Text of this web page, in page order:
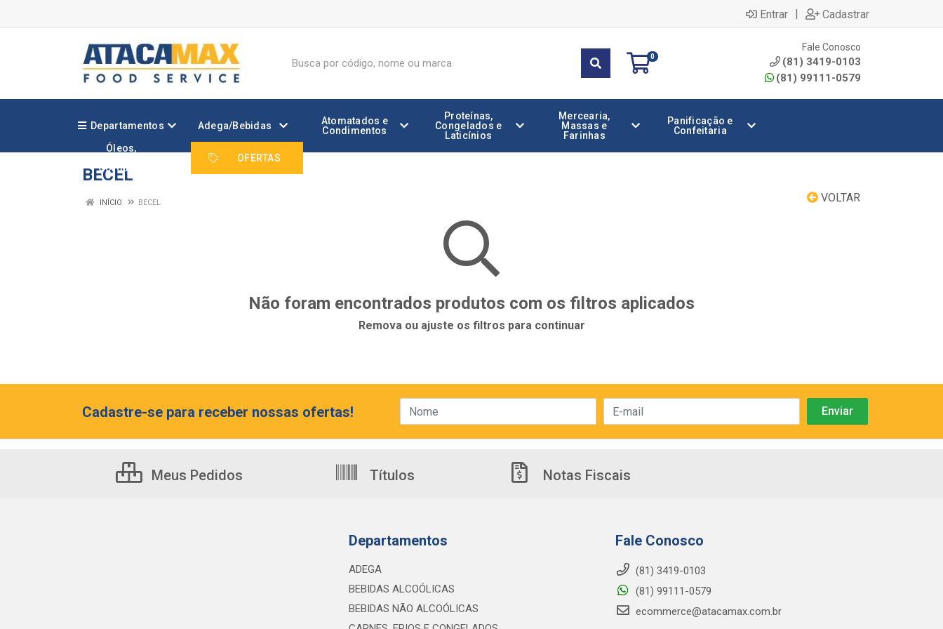
Entrar | Cadastrar
0
Fale Conosco
(81) 3419-0103
(81) 99111-0579
Departamentos Adega/Bebidas
Atomatados e
Condimentos
Proteínas,
Congelados e
Laticínios
Mercearia,
Massas e
Farinhas
Panificação e
Confeitaria
Óleos,
Gorduras
OFERTAS
BECEL
VOLTAR
INÍCIO BECEL
Não foram encontrados produtos com os filtros aplicados
Remova ou ajuste os filtros para continuar
Cadastre-se para receber nossas ofertas!
Meus Pedidos Títulos Notas Fiscais
Departamentos
ADEGA
BEBIDAS ALCOÓLICAS
BEBIDAS NÃO ALCOÓLICAS
Fale Conosco
(81) 3419-0103
(81) 99111-0579
ecommerce@atacamax.com.br